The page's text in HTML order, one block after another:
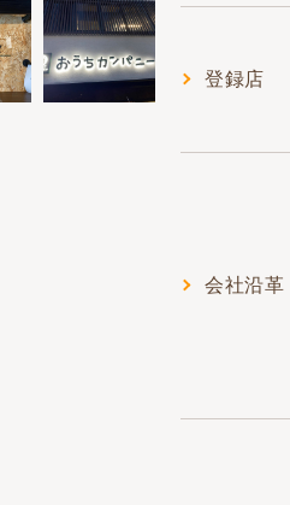
登録店
会社沿革